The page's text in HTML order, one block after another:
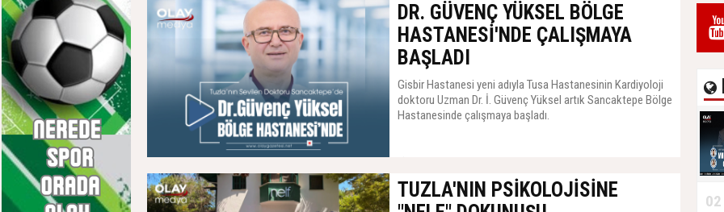
DR. GÜVENÇ YÜKSEL BÖLGE
HASTANESİ'NDE ÇALIŞMAYA
BAŞLADI
Gisbir Hastanesi yeni adıyla Tusa Hastanesinin Kardiyoloji
doktoru Uzman Dr. İ. Güvenç Yüksel artık Sancaktepe Bölge
Hastanesinde çalışmaya başladı.
TUZLA'NIN PSİKOLOJİSİNE
02